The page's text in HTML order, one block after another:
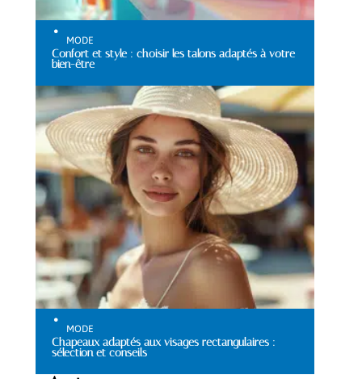
MODE
Confort et style : choisir les talons adaptés à votre
bien-être
MODE
Chapeaux adaptés aux visages rectangulaires :
sélection et conseils